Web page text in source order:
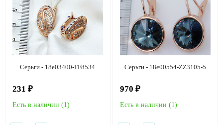
Серьги - 18e03400-FF8534
231 ₽
Есть в наличии (1 )
Серьги - 18e00554-ZZ3105-5
970 ₽
Есть в наличии (1)